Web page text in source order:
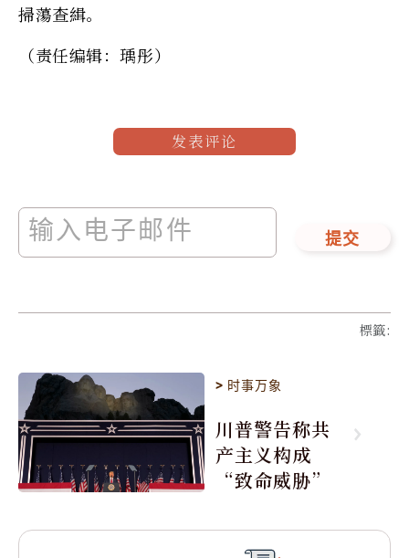
掃蕩查緝。
（责任编辑：瑀彤）
发表评论
提交
標籤:
> 时事万象
川普警告称共
产主义构成
“致命威胁”